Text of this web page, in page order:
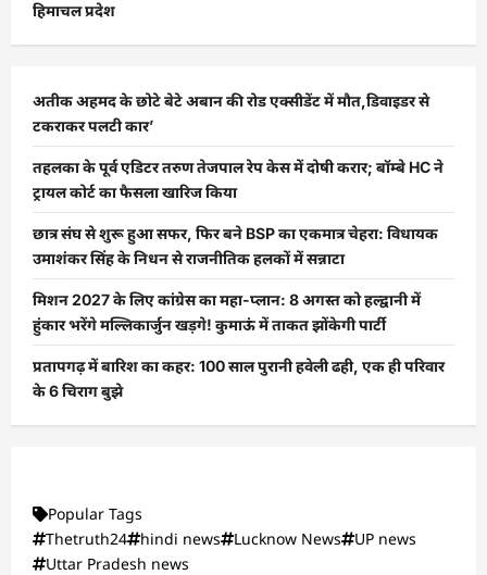
हिमाचल प्रदेश
अतीक अहमद के छोटे बेटे अबान की रोड एक्सीडेंट में मौत,डिवाइडर से
टकराकर पलटी कार’
तहलका के पूर्व एडिटर तरुण तेजपाल रेप केस में दोषी करार; बॉम्बे HC ने
ट्रायल कोर्ट का फैसला खारिज किया
छात्र संघ से शुरू हुआ सफर, फिर बने BSP का एकमात्र चेहरा: विधायक
उमाशंकर सिंह के निधन से राजनीतिक हलकों में सन्नाटा
मिशन 2027 के लिए कांग्रेस का महा-प्लान: 8 अगस्त को हल्द्वानी में
हुंकार भरेंगे मल्लिकार्जुन खड़गे! कुमाऊं में ताकत झोंकेगी पार्टी
प्रतापगढ़ में बारिश का कहर: 100 साल पुरानी हवेली ढही, एक ही परिवार
के 6 चिराग बुझे
Popular Tags
Thetruth24
hindi news Lucknow News
UP news
Uttar Pradesh news